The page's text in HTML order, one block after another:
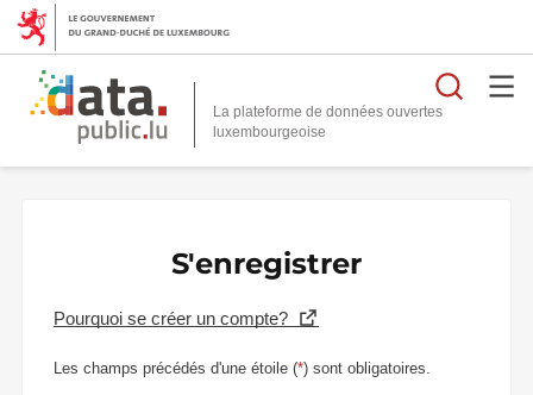
La plateforme de données ouvertes
S'enregistrer
Pourquoi se créer un compte?
Les champs précédés d'une étoile (*) sont obligatoires.